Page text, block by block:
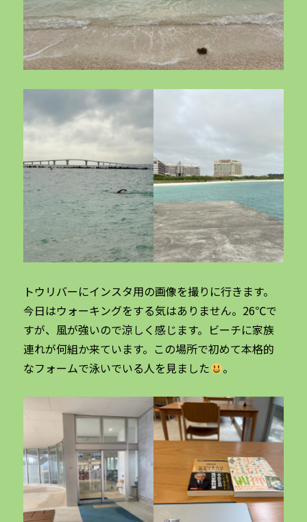
トウリバーにインスタ用の画像を撮りに行きます。
今日はウォーキングをする気はありません。26℃で
すが、風が強いので涼しく感じます。ビーチに家族
連れが何組か来ています。この場所で初めて本格的
なフォームで泳いでいる人を見ました
。